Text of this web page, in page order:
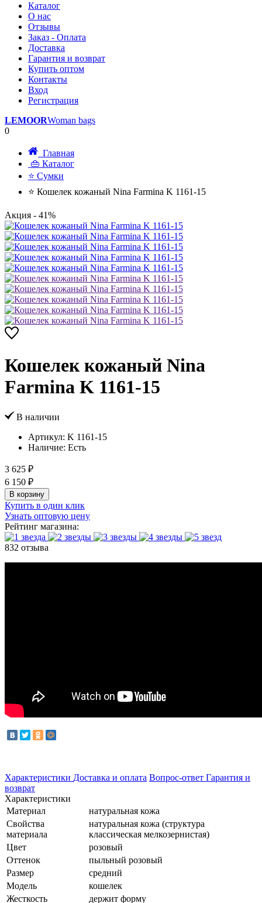
Каталог
О нас
Отзывы
Заказ - Оплата
Доставка
Гарантия и возврат
Купить оптом
Контакты
Вход
Регистрация
LEMOORWoman bags
0
Главная
👜 Каталог
⭐ Сумки
⭐ Кошелек кожаный Nina Farmina K 1161-15
Акция - 41%
Кошелек кожаный Nina
Farmina K 1161-15
В наличии
Артикул: K 1161-15
Наличие: Есть
3 625 ₽
6 150 ₽
В корзину
Купить в один клик
Узнать оптовую цену
Рейтинг магазина:
832 отзыва
Характеристики Доставка и оплата Вопрос-ответ Гарантия и
возврат
Характеристики
Материал
натуральная кожа
Свойства
материала
натуральная кожа (структура
классическая мелкозернистая)
Цвет
розовый
Оттенок
пыльный розовый
Размер
средний
Модель
кошелек
Жесткость
держит форму